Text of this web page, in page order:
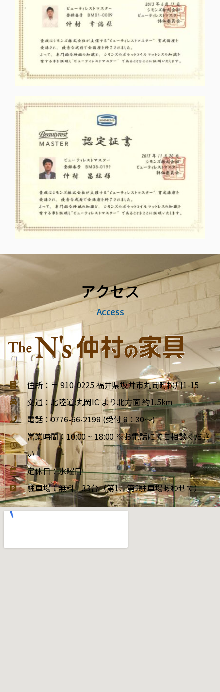
アクセス
Access
住所：〒 910-0225 福井県坂井市丸岡町松川1-15
交通：北陸道:丸岡IC より北方面 約1.5km
電話：0776-66-2198 (受付 8：30～)
営業時間：10:00 ~ 18:00 ※お電話にてご相談くださ
い
定休日：水曜日
駐車場：無料 33台（第1、第2駐車場あわせて）